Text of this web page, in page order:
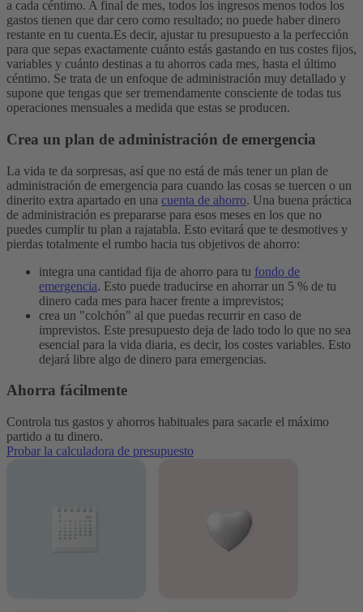
a cada céntimo. A final de mes, todos los ingresos menos todos los
gastos tienen que dar cero como resultado; no puede haber dinero
restante en tu cuenta.Es decir, ajustar tu presupuesto a la perfección
para que sepas exactamente cuánto estás gastando en tus costes fijos,
variables y cuánto destinas a tu ahorros cada mes, hasta el último
céntimo. Se trata de un enfoque de administración muy detallado y
supone que tengas que ser tremendamente consciente de todas tus
operaciones mensuales a medida que estas se producen.
Crea un plan de administración de emergencia
La vida te da sorpresas, así que no está de más tener un plan de
administración de emergencia para cuando las cosas se tuercen o un
dinerito extra apartado en una cuenta de ahorro. Una buena práctica
de administración es prepararse para esos meses en los que no
puedes cumplir tu plan a rajatabla. Esto evitará que te desmotives y
pierdas totalmente el rumbo hacia tus objetivos de ahorro:
integra una cantidad fija de ahorro para tu fondo de
emergencia. Esto puede traducirse en ahorrar un 5 % de tu
dinero cada mes para hacer frente a imprevistos;
crea un "colchón" al que puedas recurrir en caso de
imprevistos. Este presupuesto deja de lado todo lo que no sea
esencial para la vida diaria, es decir, los costes variables. Esto
dejará libre algo de dinero para emergencias.
Ahorra fácilmente
Controla tus gastos y ahorros habituales para sacarle el máximo
partido a tu dinero.
Probar la calculadora de presupuesto